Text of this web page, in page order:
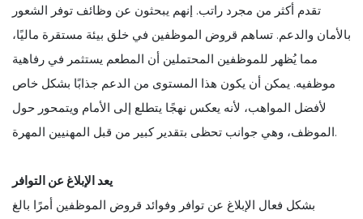
تقدم أكثر من مجرد راتب. إنهم يبحثون عن وظائف توفر الشعور
بالأمان والدعم. تساهم قروض الموظفين في خلق بيئة مستقرة ماليًا،
مما يُظهر للموظفين المحتملين أن المطعم يستثمر في رفاهية
موظفيه. يمكن أن يكون هذا المستوى من الدعم جذابًا بشكل خاص
لأفضل المواهب، لأنه يعكس نهجًا يتطلع إلى الأمام ويتمحور حول
الموظف، وهي جوانب تحظى بتقدير كبير من قبل المهنيين المهرة.
يعد الإبلاغ عن التوافر
بشكل فعال الإبلاغ عن توافر وفوائد قروض الموظفين أمرًا بالغ